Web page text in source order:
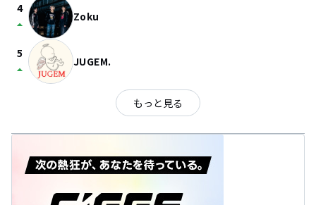
4
arrow_drop_up Zoku
5
arrow_drop_up JUGEM.
もっと見る